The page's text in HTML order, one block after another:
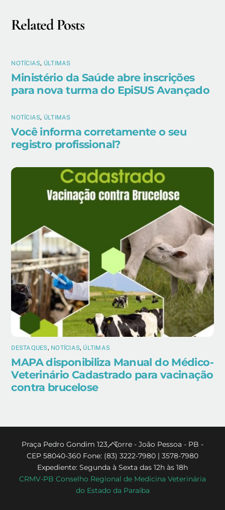
Related Posts
NOTÍCIAS, ÚLTIMAS
Ministério da Saúde abre inscrições
para nova turma do EpiSUS Avançado
NOTÍCIAS, ÚLTIMAS
Você informa corretamente o seu
registro profissional?
DESTAQUES, NOTÍCIAS, ÚLTIMAS
MAPA disponibiliza Manual do Médico-
Veterinário Cadastrado para vacinação
contra brucelose
Back
To
Top
Praça Pedro Gondim 123 - Torre - João Pessoa - PB -
CEP 58040-360 Fone: (83) 3222-7980 | 3578-7980
Expediente: Segunda à Sexta das 12h às 18h
CRMV-PB Conselho Regional de Medicina Veterinária
do Estado da Paraíba